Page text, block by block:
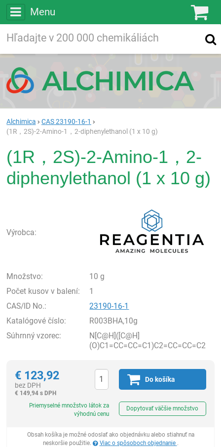
Menu
Vyhľadávanie
Alchimica
CAS 23190-16-1
(1R，2S)-2-Amino-1，2-diphenylethanol (1 x 10 g)
(1R，2S)-2-Amino-1，2-
diphenylethanol (1 x 10 g)
Výrobca:
Množstvo:
10 g
Počet kusov v balení:
1
CAS/ID No.:
23190-16-1
Katalógové číslo:
R003BHA,10g
Súhrnný vzorec:
N[C@H]([C@H]
(O)C1=CC=CC=C1)C2=CC=CC=C2
€ 123,92
bez DPH
€ 149,94 s DPH
Do košíka
Priemyselné množstvo látok za
výhodnú cenu
Dopytovať väčšie množstvo
Obsah košíka je možné odoslať ako objednávku alebo stiahnuť na
neskoršie použitie.
Viac o spôsoboch objednanie .